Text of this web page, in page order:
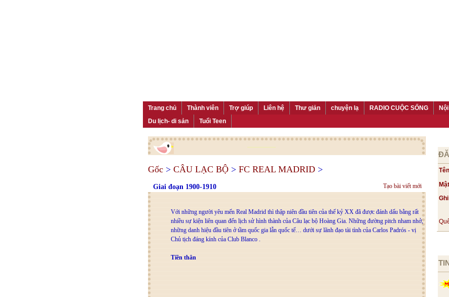
Trang chủ Thành viên Trợ giúp Liên hệ Thư giản chuyện lạ RADIO CUỘC SỐNG
Du lịch- di sản
Tuổi Teen
Gốc > CÂU LẠC BỘ > FC REAL MADRID >
Tạo bài viết mới
Giai đoạn 1900-1910
Với những người yêu mến Real Madrid thì thập niên đầu tiên của thế kỷ XX đã được đánh dấu bằng rất
nhiều sự kiện liên quan đến lịch sử hình thành của Câu lạc bộ Hoàng Gia. Những đường pitch nham nhở,
những danh hiệu đầu tiên ở tầm quốc gia lẫn quốc tế… dưới sự lãnh đạo tài tình của Carlos Padrós - vị
Chủ tịch đáng kính của Club Blanco .
Tiền thân